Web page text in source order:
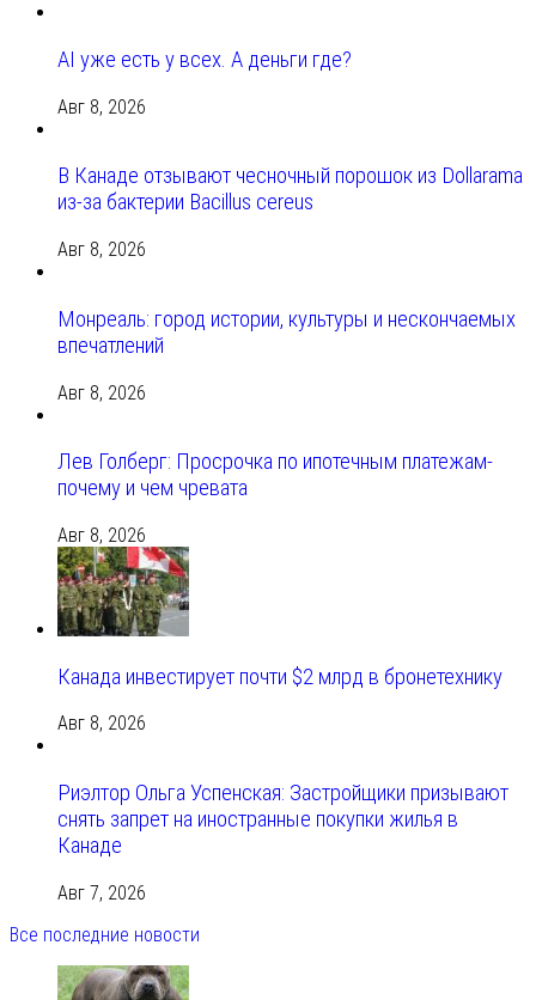
AI уже есть у всех. А деньги где?
Авг 8, 2026
В Канаде отзывают чесночный порошок из Dollarama
из-за бактерии Bacillus cereus
Авг 8, 2026
Монреаль: город истории, культуры и нескончаемых
впечатлений
Авг 8, 2026
Лев Голберг: Просрочка по ипотечным платежам-
почему и чем чревата
Авг 8, 2026
Канада инвестирует почти $2 млрд в бронетехнику
Авг 8, 2026
Риэлтор Ольга Успенская: Застройщики призывают
снять запрет на иностранные покупки жилья в
Канаде
Авг 7, 2026
Все последние новости